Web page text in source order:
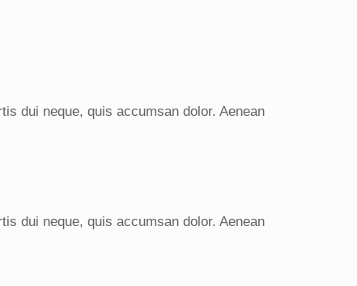
dui neque, quis accumsan dolor. Aenean
dui neque, quis accumsan dolor. Aenean